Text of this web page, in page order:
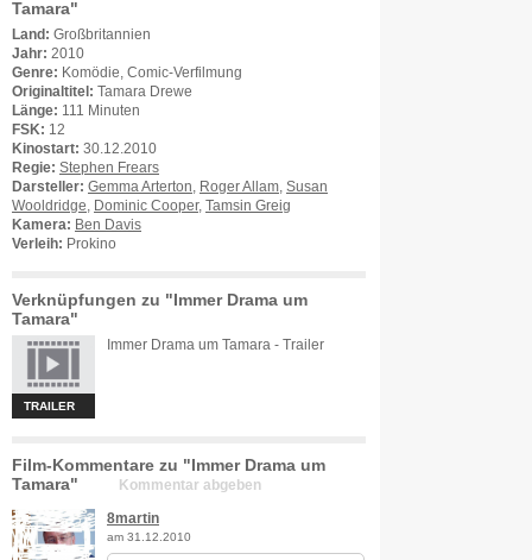
Tamara"
Land: Großbritannien
Jahr: 2010
Genre: Komödie, Comic-Verfilmung
Originaltitel: Tamara Drewe
Länge: 111 Minuten
FSK: 12
Kinostart: 30.12.2010
Regie: Stephen Frears
Darsteller: Gemma Arterton Roger Allam Susan
Wooldridge
Dominic Cooper, Tamsin Greig
Kamera: Ben Davis
Verleih: Prokino
Verknüpfungen zu "Immer Drama um
Tamara"
TRAILER
Immer Drama um Tamara - Trailer
Film-Kommentare zu "Immer Drama um
Tamara"
Kommentar abgeben
8martin
am 31.12.2010